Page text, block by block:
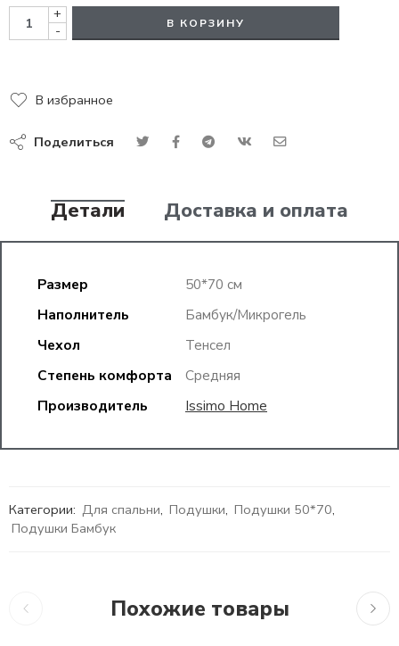
+
-
В КОРЗИНУ
В избранное
Поделиться
Детали Доставка и оплата
Размер
50*70 см
Наполнитель
Бамбук/Микрогель
Чехол
Тенсел
Степень комфорта
Средняя
Производитель
Issimo Home
Категории: Для спальни, Подушки, Подушки 50*70,
Подушки Бамбук
Похожие товары